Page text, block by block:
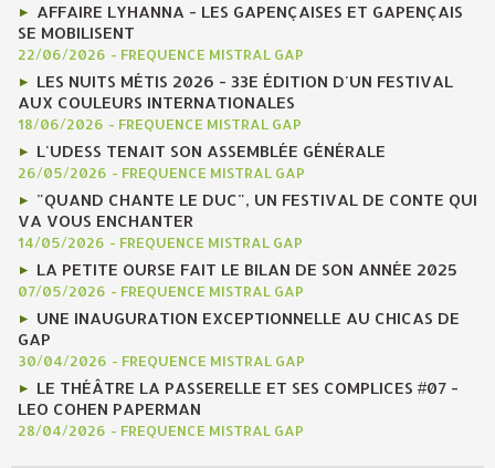
AFFAIRE LYHANNA - LES GAPENÇAISES ET GAPENÇAIS
SE MOBILISENT
22/06/2026 - FREQUENCE MISTRAL GAP
LES NUITS MÉTIS 2026 - 33E ÉDITION D'UN FESTIVAL
AUX COULEURS INTERNATIONALES
18/06/2026 - FREQUENCE MISTRAL GAP
L'UDESS TENAIT SON ASSEMBLÉE GÉNÉRALE
26/05/2026 - FREQUENCE MISTRAL GAP
"QUAND CHANTE LE DUC", UN FESTIVAL DE CONTE QUI
VA VOUS ENCHANTER
14/05/2026 - FREQUENCE MISTRAL GAP
LA PETITE OURSE FAIT LE BILAN DE SON ANNÉE 2025
07/05/2026 - FREQUENCE MISTRAL GAP
UNE INAUGURATION EXCEPTIONNELLE AU CHICAS DE
GAP
30/04/2026 - FREQUENCE MISTRAL GAP
LE THÉÂTRE LA PASSERELLE ET SES COMPLICES #07 -
LEO COHEN PAPERMAN
28/04/2026 - FREQUENCE MISTRAL GAP